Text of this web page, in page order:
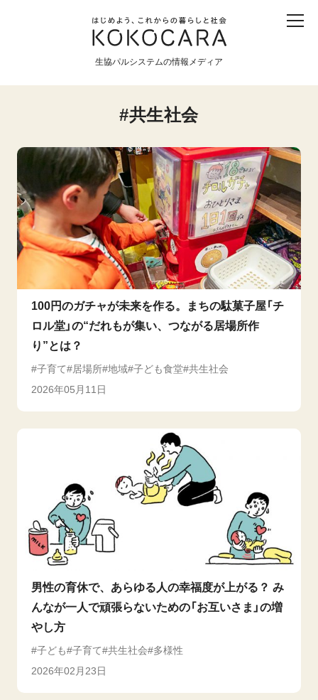
生協パルシステムの情報メディア
産直 食育 食べる 震災
暮らしと社会
環境と平和
生協の宅配パルシステム
共生社会
100円のガチャが未来を作る。まちの駄菓子屋「チ
ロル堂」の“だれもが集い、つながる居場所作
り”とは？
子育て 居場所 地域 子ども食堂 共生社会
2026年05月11日
男性の育休で、あらゆる人の幸福度が上がる？ み
んなが一人で頑張らないための「お互いさま」の増
やし方
子ども 子育て 共生社会
多様性
2026年02月23日